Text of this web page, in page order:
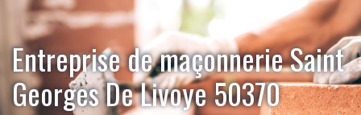
Entreprise de maçonnerie Saint
Georges De Livoye 50370